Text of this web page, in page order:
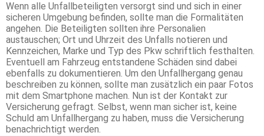
Wenn alle Unfallbeteiligten versorgt sind und sich in einer
sicheren Umgebung befinden, sollte man die Formalitäten
angehen. Die Beteiligten sollten ihre Personalien
austauschen; Ort und Uhrzeit des Unfalls notieren und
Kennzeichen, Marke und Typ des Pkw schriftlich festhalten.
Eventuell am Fahrzeug entstandene Schäden sind dabei
ebenfalls zu dokumentieren. Um den Unfallhergang genau
beschreiben zu können, sollte man zusätzlich ein paar Fotos
mit dem Smartphone machen. Nun ist der Kontakt zur
Versicherung gefragt. Selbst, wenn man sicher ist, keine
Schuld am Unfallhergang zu haben, muss die Versicherung
benachrichtigt werden.